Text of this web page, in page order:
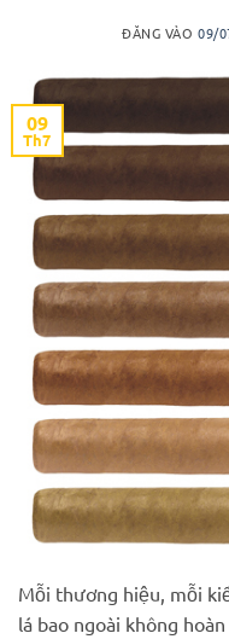
ĐĂNG VÀO09/
09
Th7
Mỗi thương hiệu, mỗi
lá bao ngoài không